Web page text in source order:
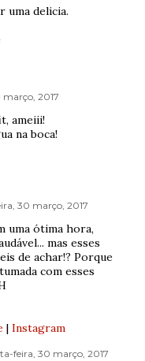
uma delicia.
2017
ameiii!
na boca!
30 março, 2017
uma ótima hora,
mas esses
de achar!? Porque
com esses
| Instagram
feira, 30 março, 2017